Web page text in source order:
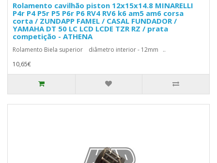
Rolamento cavilhão piston 12x15x14.8 MINARELLI
P4r P4 P5r P5 P6r P6 RV4 RV6 k6 am5 am6 corsa
corta / ZUNDAPP FAMEL / CASAL FUNDADOR /
YAMAHA DT 50 LC LCD LCDE TZR RZ / prata
competição - ATHENA
Rolamento Biela superior diâmetro interior - 12mm ..
10,65€